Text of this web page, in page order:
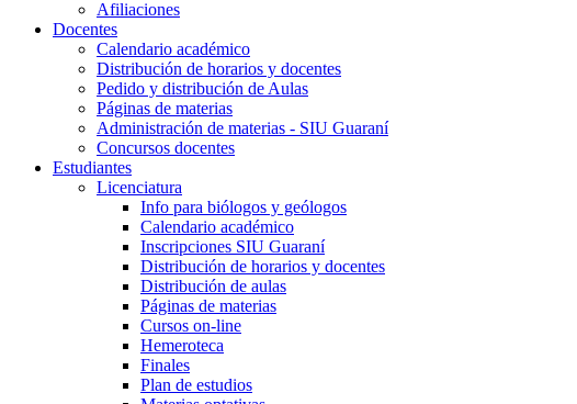
Afiliaciones
Docentes
Calendario académico
Distribución de horarios y docentes
Pedido y distribución de Aulas
Páginas de materias
Administración de materias - SIU Guaraní
Concursos docentes
Estudiantes
Licenciatura
Info para biólogos y geólogos
Calendario académico
Inscripciones SIU Guaraní
Distribución de horarios y docentes
Distribución de aulas
Páginas de materias
Cursos on-line
Hemeroteca
Finales
Plan de estudios